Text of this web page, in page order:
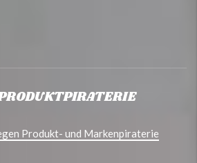
Produkt- und Markenpiraterie